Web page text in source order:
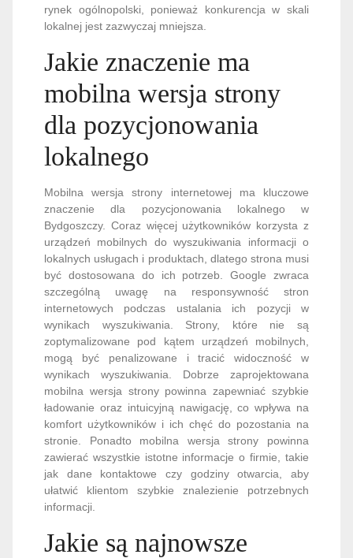
rynek ogólnopolski, ponieważ konkurencja w skali
lokalnej jest zazwyczaj mniejsza.
Jakie znaczenie ma
mobilna wersja strony
dla pozycjonowania
lokalnego
Mobilna wersja strony internetowej ma kluczowe
znaczenie dla pozycjonowania lokalnego w
Bydgoszczy. Coraz więcej użytkowników korzysta z
urządzeń mobilnych do wyszukiwania informacji o
lokalnych usługach i produktach, dlatego strona musi
być dostosowana do ich potrzeb. Google zwraca
szczególną uwagę na responsywność stron
internetowych podczas ustalania ich pozycji w
wynikach wyszukiwania. Strony, które nie są
zoptymalizowane pod kątem urządzeń mobilnych,
mogą być penalizowane i tracić widoczność w
wynikach wyszukiwania. Dobrze zaprojektowana
mobilna wersja strony powinna zapewniać szybkie
ładowanie oraz intuicyjną nawigację, co wpływa na
komfort użytkowników i ich chęć do pozostania na
stronie. Ponadto mobilna wersja strony powinna
zawierać wszystkie istotne informacje o firmie, takie
jak dane kontaktowe czy godziny otwarcia, aby
ułatwić klientom szybkie znalezienie potrzebnych
informacji.
Jakie są najnowsze